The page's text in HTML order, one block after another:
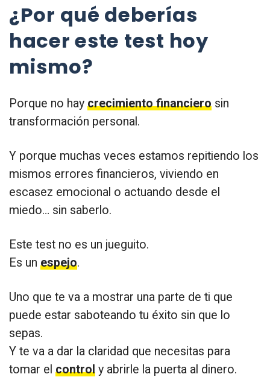
¿Por qué deberías
hacer este test hoy
mismo?
Porque no hay crecimiento financiero sin
transformación personal.
Y porque muchas veces estamos repitiendo los
mismos errores financieros, viviendo en
escasez emocional o actuando desde el
miedo… sin saberlo.
Este test no es un jueguito.
Es un espejo.
Uno que te va a mostrar una parte de ti que
puede estar saboteando tu éxito sin que lo
sepas.
Y te va a dar la claridad que necesitas para
tomar el control y abrirle la puerta al dinero.